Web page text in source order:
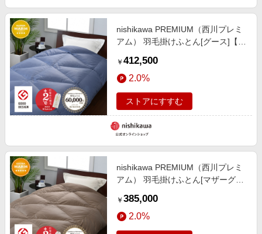
nishikawa PREMIUM（西川プレミ
アム） 羽毛掛けふとん[グース]【※
￥ 412,500
2.0%
ストアにすすむ
nishikawa PREMIUM（西川プレミ
アム） 羽毛掛けふとん[マザーグー
￥ 385,000
2.0%